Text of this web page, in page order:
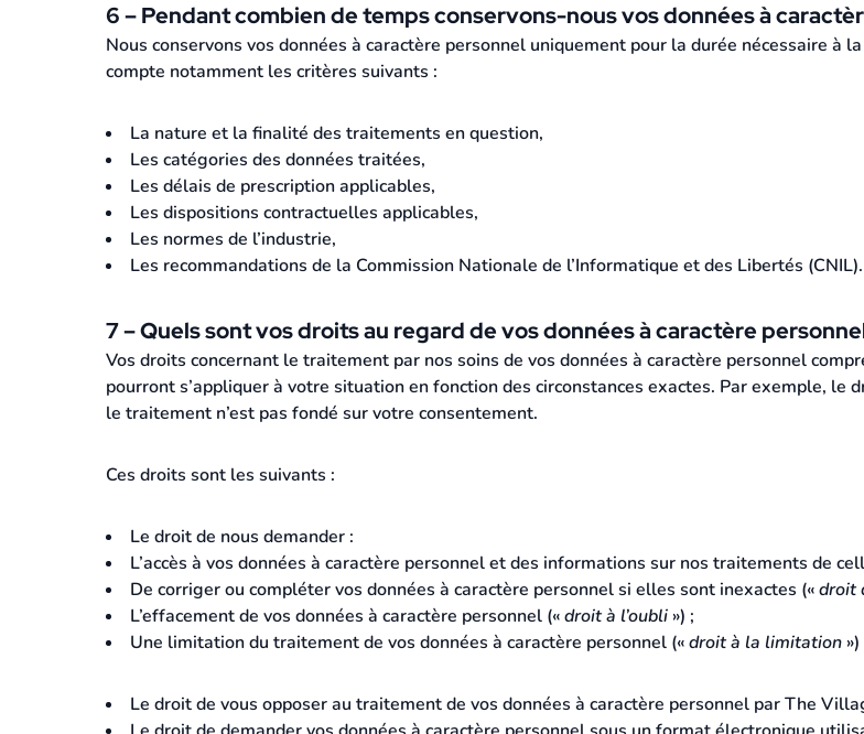
6 – Pendant combien de temps conservons-nous vos données à
Nous conservons vos données à caractère personnel uniquement pour la durée nécessaire à
compte notamment les critères suivants :
La nature et la finalité des traitements en question,
Les catégories des données traitées,
Les délais de prescription applicables,
Les dispositions contractuelles applicables,
Les normes de l’industrie,
Les recommandations de la Commission Nationale de l’Informatique et des Libertés (CNIL).
7 – Quels sont vos droits au regard de vos données à caractère
Vos droits concernant le traitement par nos soins de vos données à caractère personnel
pourront s’appliquer à votre situation en fonction des circonstances exactes. Par exemple, le
le traitement n’est pas fondé sur votre consentement.
Ces droits sont les suivants :
Le droit de nous demander :
L’accès à vos données à caractère personnel et des informations sur nos traitements de
De corriger ou compléter vos données à caractère personnel si elles sont inexactes («droit
L’effacement de vos données à caractère personnel («droit à l’oubli ») ;
Une limitation du traitement de vos données à caractère personnel («droit à la limitation »)
Le droit de vous opposer au traitement de vos données à caractère personnel par The